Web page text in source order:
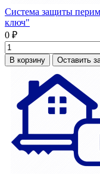
Система защиты
ключ"
0 ₽
В корзину Оставить